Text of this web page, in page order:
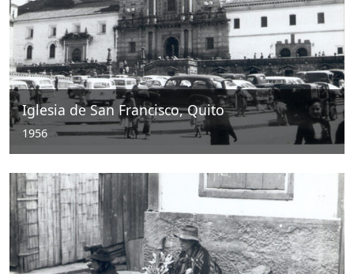
Iglesia de San Francisco, Quito
1956